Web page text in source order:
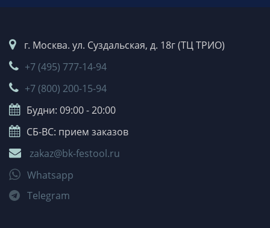
г. Москва. ул. Суздальская, д. 18г (ТЦ ТРИО)
+7 (495) 777-14-94
+7 (800) 200-15-94
Будни: 09:00 - 20:00
СБ-ВС: прием заказов
zakaz@bk-festool.ru
Whatsapp
Telegram